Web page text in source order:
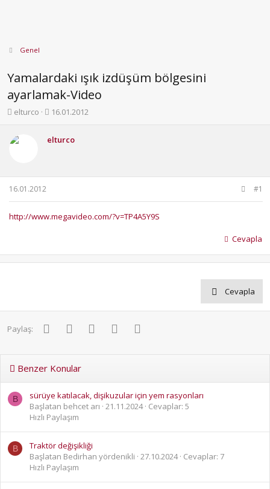
Genel
Yamalardaki ışık izdüşüm bölgesini
ayarlamak-Video
K
b
u
b
l
a
n
elturco
B
l
g
a
h
i
16.01.2012
elturco
16.01.2012 #1
http://www.megavideo.com/?v=TP4A5Y9S
Cevapla
Cevapla
Paylaş: FacebookTwitter PinterestWhatsApp
Benzer Konular
B
sürüye katılacak, dişikuzular için yem rasyonları
Başlatan behcet arı 21.11.2024 Cevaplar: 5
Hızlı Paylaşım
B
Traktör değişikliği
Başlatan Bedirhan yördenikli 27.10.2024 Cevaplar: 7
Hızlı Paylaşım